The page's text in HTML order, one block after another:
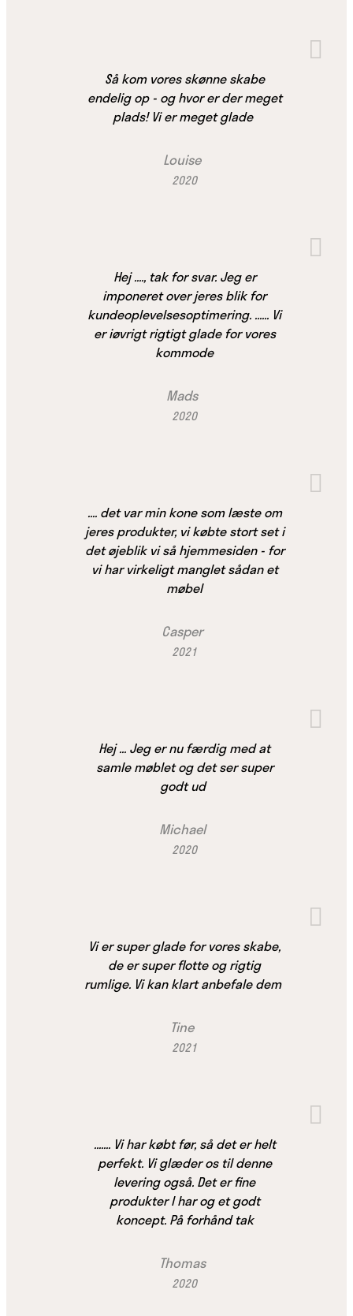
Så kom vores skønne skabe
endelig op - og hvor er der meget
plads! Vi er meget glade
Louise
2020
Hej ...., tak for svar. Jeg er
imponeret over jeres blik for
kundeoplevelsesoptimering. ...... Vi
er iøvrigt rigtigt glade for vores
kommode
Mads
2020
.... det var min kone som læste om
jeres produkter, vi købte stort set i
det øjeblik vi så hjemmesiden - for
vi har virkeligt manglet sådan et
møbel
Casper
2021
Hej ... Jeg er nu færdig med at
samle møblet og det ser super
godt ud
Michael
2020
Vi er super glade for vores skabe,
de er super flotte og rigtig
rumlige. Vi kan klart anbefale dem
Tine
2021
....... Vi har købt før, så det er helt
perfekt. Vi glæder os til denne
levering også. Det er fine
produkter I har og et godt
koncept. På forhånd tak
Thomas
2020